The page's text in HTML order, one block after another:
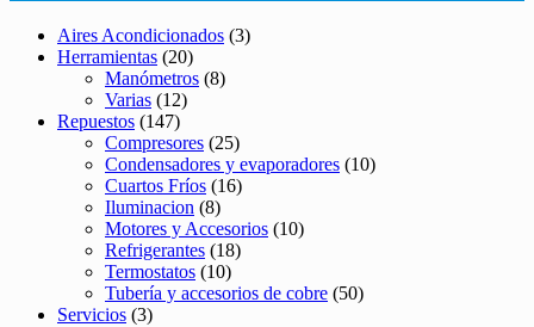
Aires Acondicionados (3)
Herramientas (20)
Manómetros (8)
Varias (12)
Repuestos (147)
Compresores (25)
Condensadores y evaporadores (10)
Cuartos Fríos (16)
Iluminacion (8)
Motores y Accesorios (10)
Refrigerantes (18)
Termostatos (10)
Tubería y accesorios de cobre (50)
Servicios (3)